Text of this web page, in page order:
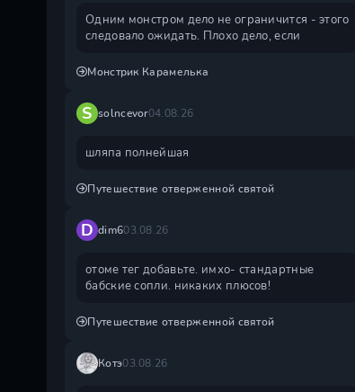
Одним монстром дело не ограничится - этого
следовало ожидать. Плохо дело, если
Монстрик Карамелька
S solncevor04.08.26
шляпа полнейшая
Путешествие отверженной святой
D dim603.08.26
отоме тег добавьте. имхо- стандартные
бабские сопли. никаких плюсов!
Путешествие отверженной святой
Котэ03.08.26